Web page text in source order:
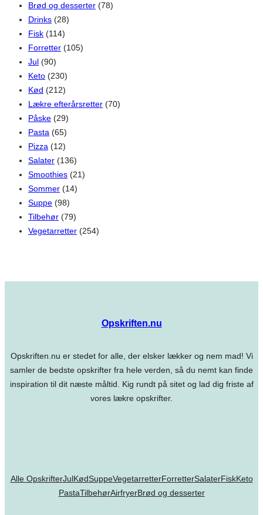
Brød og desserter (78)
Drinks (28)
Fisk (114)
Forretter (105)
Jul (90)
Keto (230)
Kød (212)
Lækre efterårsretter (70)
Påske (29)
Pasta (65)
Pizza (12)
Salater (136)
Smoothies (21)
Sommer (14)
Suppe (98)
Tilbehør (79)
Vegetarretter (254)
Opskriften.nu
Opskriften.nu er stedet for alle, der elsker lækker og nem mad! Vi
samler de bedste opskrifter fra hele verden, så du nemt kan finde
inspiration til dit næste måltid. Kig rundt på sitet og lad dig friste af
vores lækre opskrifter.
Alle OpskrifterJulKødSuppeVegetarretterForretterSalaterFiskKeto
PastaTilbehørAirfryerBrød og desserter